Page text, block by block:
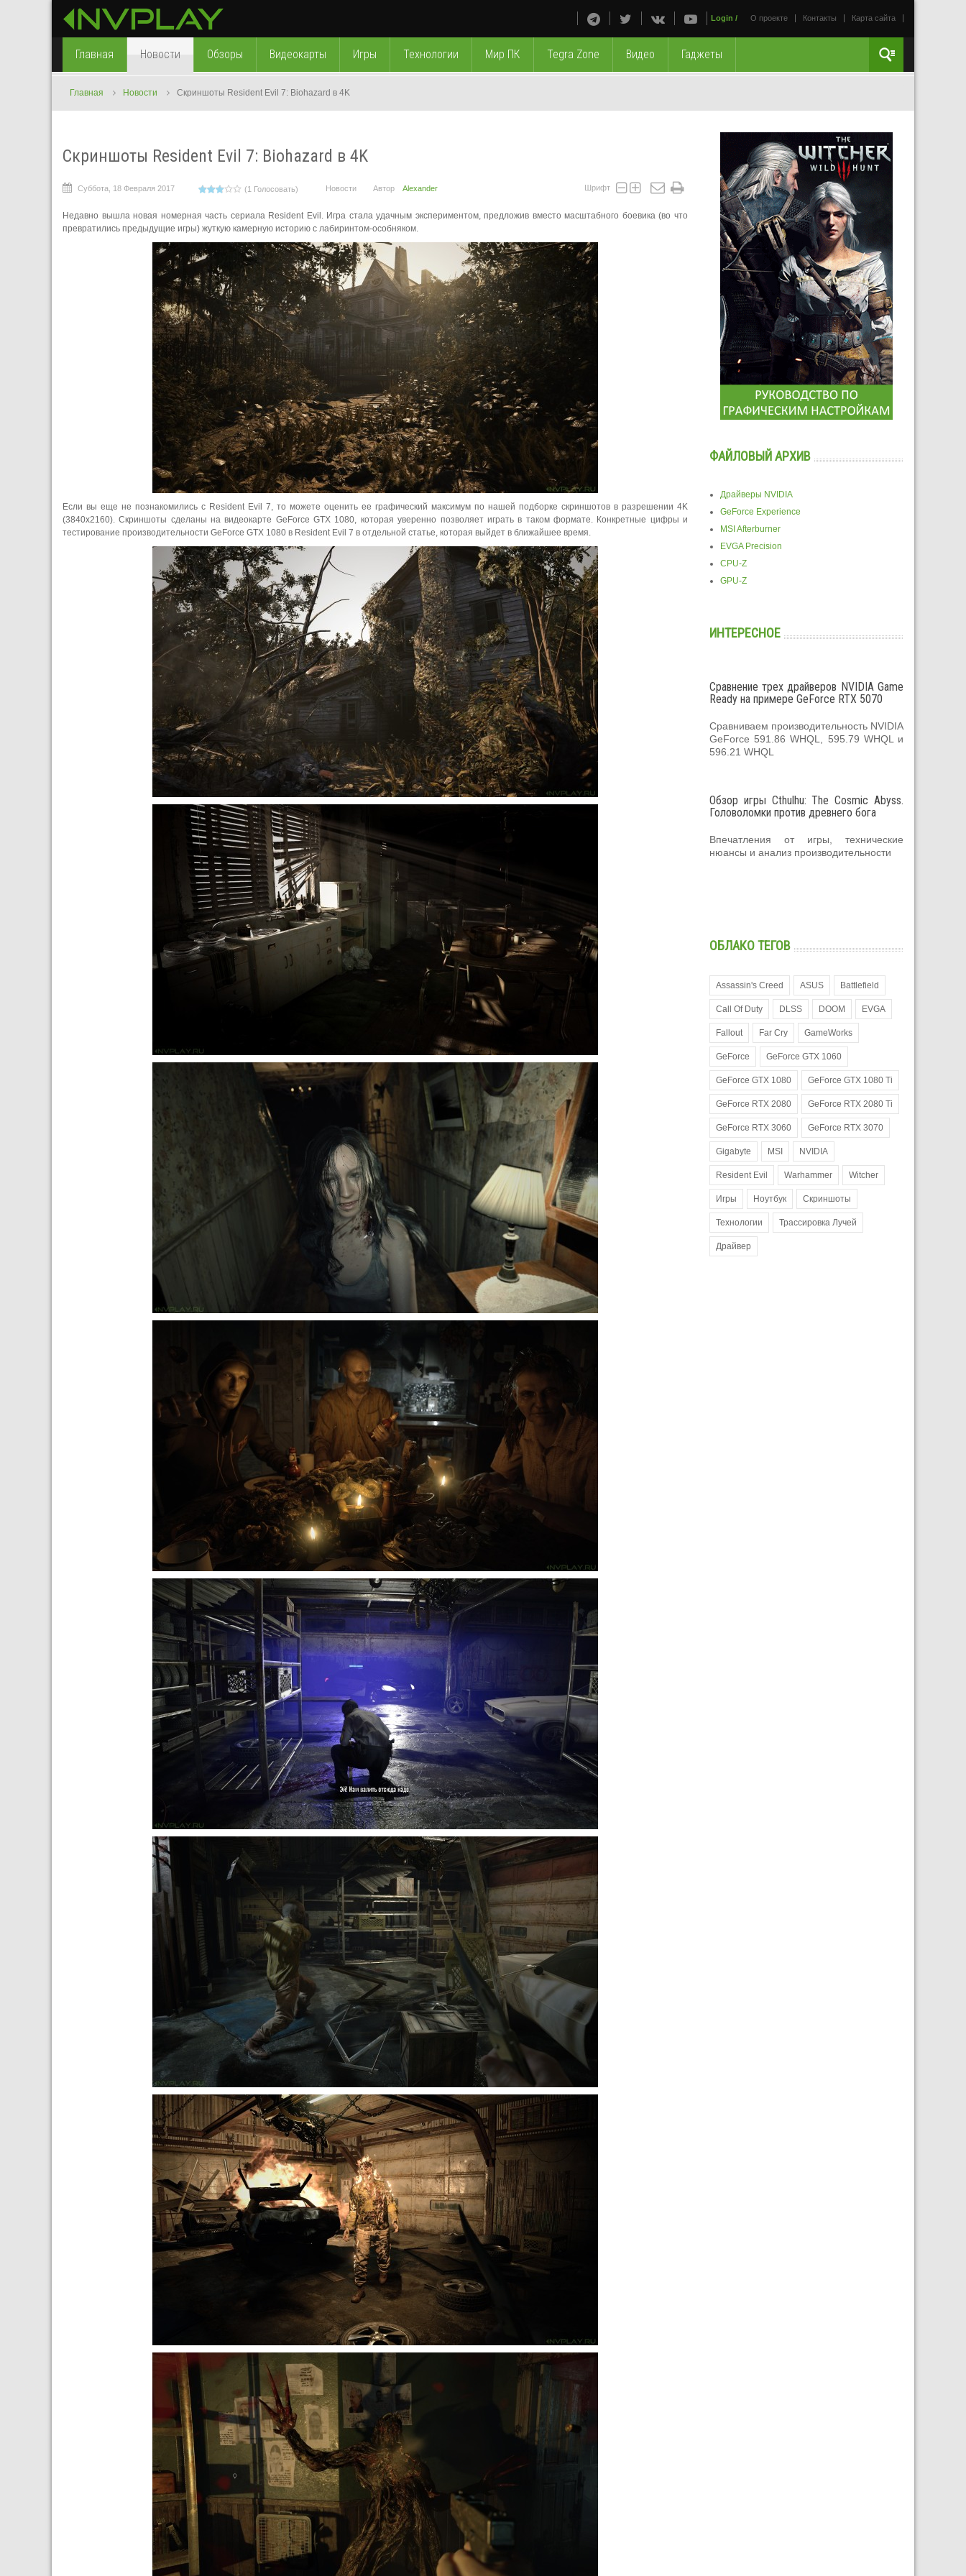
О проекте Контакты Карта сайта
Login /
Главная Новости Обзоры Видеокарты Игры Технологии Мир ПК Tegra Zone Видео Гаджеты
Главная Новости Скриншоты Resident Evil 7: Biohazard в 4K
Скриншоты Resident Evil 7: Biohazard в 4K
Суббота, 18 Февраля 2017 (1 Голосовать) Новости Автор Alexander Шрифт
Недавно вышла новая номерная часть сериала Resident Evil. Игра стала удачным экспериментом, предложив вместо масштабного боевика (во что
превратились предыдущие игры) жуткую камерную историю с лабиринтом-особняком.
Если вы еще не познакомились с Resident Evil 7, то можете оценить ее графический максимум по нашей подборке скриншотов в разрешении 4K
(3840x2160). Скриншоты сделаны на видеокарте GeForce GTX 1080, которая уверенно позволяет играть в таком формате. Конкретные цифры и
тестирование производительности GeForce GTX 1080 в Resident Evil 7 в отдельной статье, которая выйдет в ближайшее время.
ФАЙЛОВЫЙ АРХИВ
Драйверы NVIDIA
GeForce Experience
MSI Afterburner
EVGA Precision
CPU-Z
GPU-Z
ИНТЕРЕСНОЕ
Сравнение трех драйверов NVIDIA Game
Ready на примере GeForce RTX 5070
Сравниваем производительность NVIDIA
GeForce 591.86 WHQL, 595.79 WHQL и
596.21 WHQL
Обзор игры Cthulhu: The Cosmic Abyss.
Головоломки против древнего бога
Впечатления от игры, технические
нюансы и анализ производительности
ОБЛАКО ТЕГОВ
Assassin's Creed ASUS Battlefield
Call Of Duty DLSS DOOM EVGA
Fallout Far Cry GameWorks
GeForce GeForce GTX 1060
GeForce GTX 1080 GeForce GTX 1080 Ti
GeForce RTX 2080 GeForce RTX 2080 Ti
GeForce RTX 3060 GeForce RTX 3070
Gigabyte MSI NVIDIA
Resident Evil Warhammer Witcher
Игры Ноутбук Скриншоты
Технологии Трассировка Лучей
Драйвер